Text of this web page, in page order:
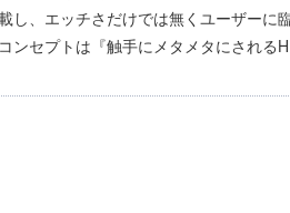
し、エッチさだけでは無くユーザーに
ンセプトは『触⼿にメタメタにされる